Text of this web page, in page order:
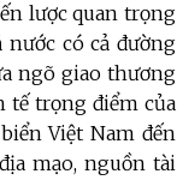
lược quan trọng
có cả đường
ngõ giao thương
tế trọng điểm của
Việt Nam đến
mạo, nguồn tài